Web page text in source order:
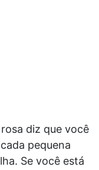
diz que você
pequena
Se você está